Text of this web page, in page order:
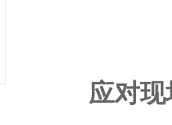
应对现场